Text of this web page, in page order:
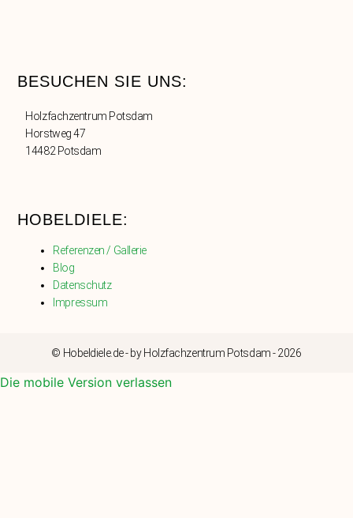
BESUCHEN SIE UNS:
Holzfachzentrum Potsdam
Horstweg 47
14482 Potsdam
HOBELDIELE:
Referenzen / Gallerie
Blog
Datenschutz
Impressum
© Hobeldiele.de - by Holzfachzentrum Potsdam - 2026
Die mobile Version verlassen